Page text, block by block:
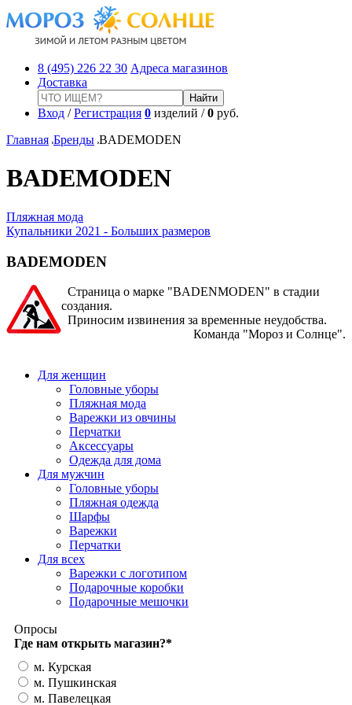
8 (495) 226 22 30 Адреса магазинов
Доставка
Вход /Регистрация 0 изделий /0 руб.
Главная Бренды BADEMODEN
BADEMODEN
Пляжная мода
Купальники 2021 - Больших размеров
BADEMODEN
Страница о марке "BADENMODEN" в стадии
создания.
Приносим извинения за временные неудобства.
Команда "Мороз и Солнце".
Для женщин
Головные уборы
Пляжная мода
Варежки из овчины
Перчатки
Аксессуары
Одежда для дома
Для мужчин
Головные уборы
Пляжная одежда
Шарфы
Варежки
Перчатки
Для всех
Варежки с логотипом
Подарочные коробки
Подарочные мешочки
Опросы
Где нам открыть магазин?*
м. Курская
м. Пушкинская
м. Павелецкая